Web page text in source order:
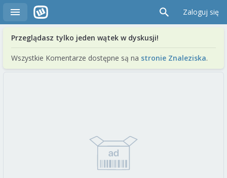
Zaloguj się
Przeglądasz tylko jeden wątek w dyskusji!
Wszystkie Komentarze dostępne są na stronie Znaleziska.